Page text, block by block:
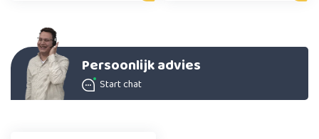
Persoonlijk advies
Start chat